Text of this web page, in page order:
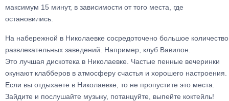
максимум 15 минут, в зависимости от того места, где
остановились.
На набережной в Николаевке сосредоточено большое количество
развлекательных заведений. Например, клуб Вавилон.
Это лучшая дискотека в Николаевке. Частые пенные вечеринки
окунают клабберов в атмосферу счастья и хорошего настроения.
Если вы отдыхаете в Николаевке, то не пропустите это места.
Зайдите и послушайте музыку, потанцуйте, выпейте коктейль!